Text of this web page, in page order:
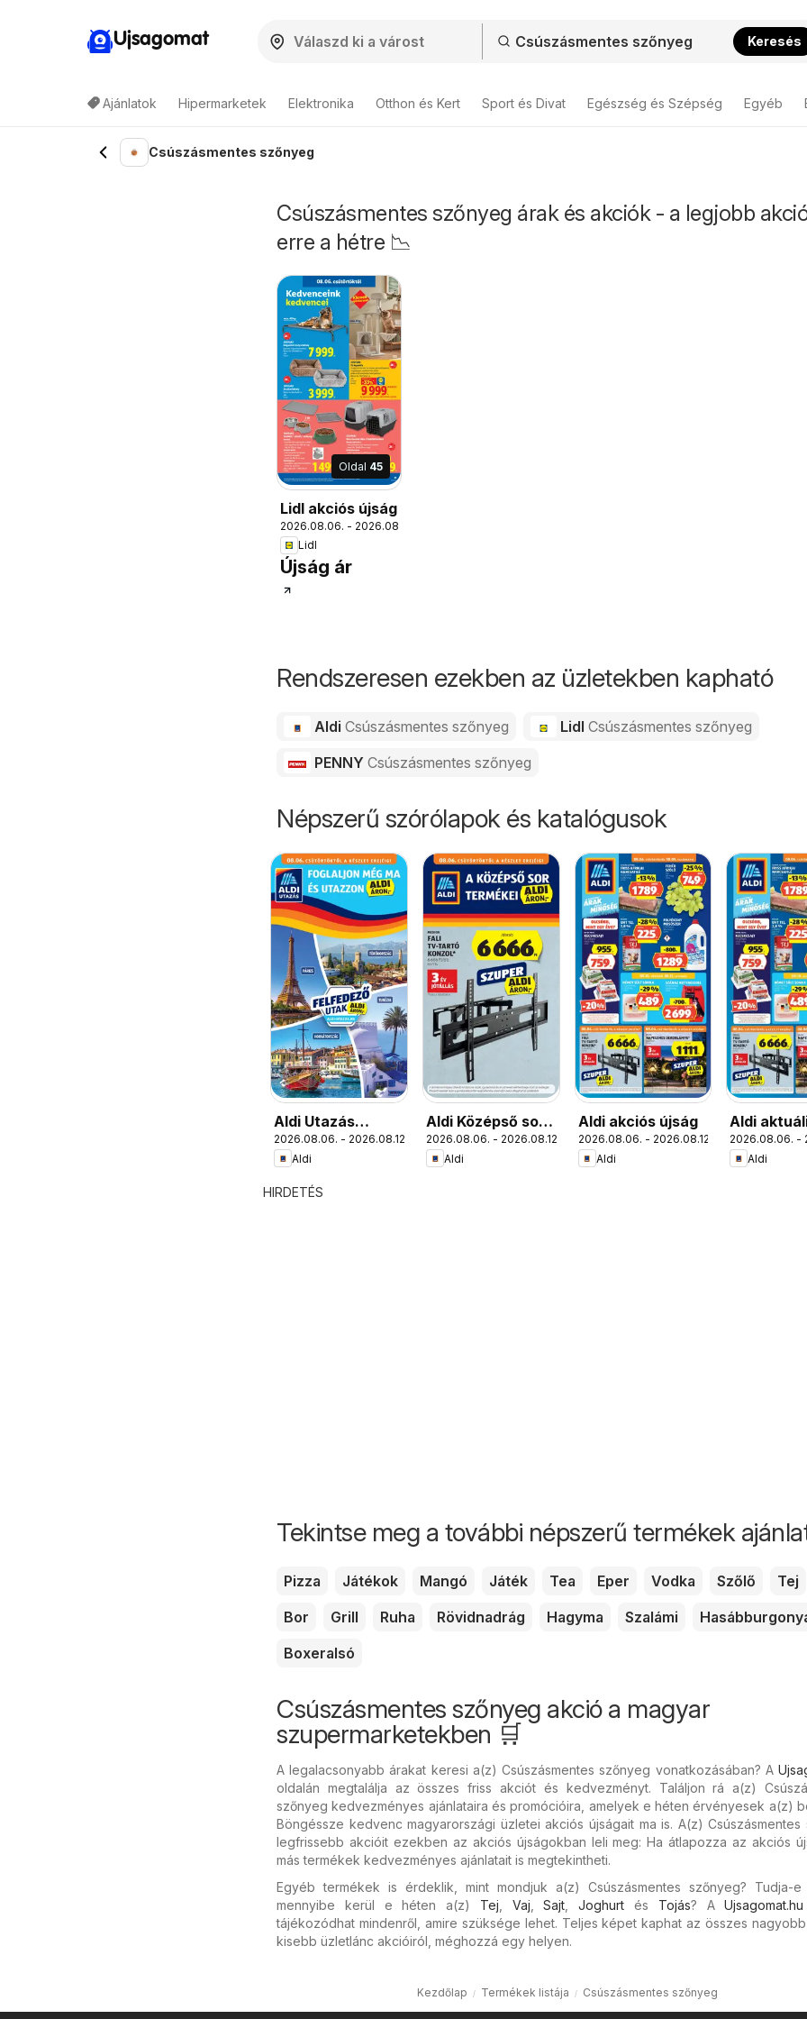
Ujsagomat Keresés
Ajánlatok Hipermarketek Elektronika Otthon és Kert Sport és Divat Egészség és Szépség Egyéb
Csúszásmentes szőnyeg
Csúszásmentes szőnyeg árak és akciók - a legjobb
erre a hétre 📉
Oldal 45
Lidl akciós újság
2026.08.06. - 2026.08.12.
Lidl
Újság ár
Rendszeresen ezekben az üzletekben kapható
Aldi Csúszásmentes szőnyeg LidlCsúszásmentes szőnyeg
PENNY Csúszásmentes szőnyeg
Népszerű szórólapok és katalógusok
Aldi Utazás
katalógus
2026.08.06. - 2026.08.12.
Aldi
Aldi Középső sor
termékei
2026.08.06. - 2026.08.12.
Aldi
Aldi akciós újság
2026.08.06. - 2026.08.12.
Aldi
Aldi
akciós
2026.08.06. -
Aldi
HIRDETÉS
Tekintse meg a további népszerű termékek
Pizza Játékok Mangó Játék Tea Eper Vodka Szőlő
Tej
Bor
Grill Ruha Rövidnadrág Hagyma Szalámi
Boxeralsó
Csúszásmentes szőnyeg akció a magyar
szupermarketekben 🛒
A legalacsonyabb árakat keresi a(z) Csúszásmentes szőnyeg vonatkozásában? A
oldalán megtalálja az összes friss akciót és kedvezményt. Találjon rá a(z)
szőnyeg kedvezményes ajánlataira és promócióira, amelyek e héten érvényesek a(z)
Böngéssze kedvenc magyarországi üzletei akciós újságait ma is. A(z) Csúszásmentes
legfrissebb akcióit ezekben az akciós újságokban leli meg: Ha átlapozza az akciós
más termékek kedvezményes ajánlatait is megtekintheti.
Egyéb termékek is érdeklik, mint mondjuk a(z) Csúszásmentes szőnyeg? Tudja-e
mennyibe kerül e héten a(z) Tej Vaj ,Sajt ,Joghurt és Tojás? AUjsagomat.hu
tájékozódhat mindenről, amire szüksége lehet. Teljes képet kaphat az összes
kisebb üzletlánc akcióiról, méghozzá egy helyen.
Kezdőlap Termékek listája Csúszásmentes szőnyeg